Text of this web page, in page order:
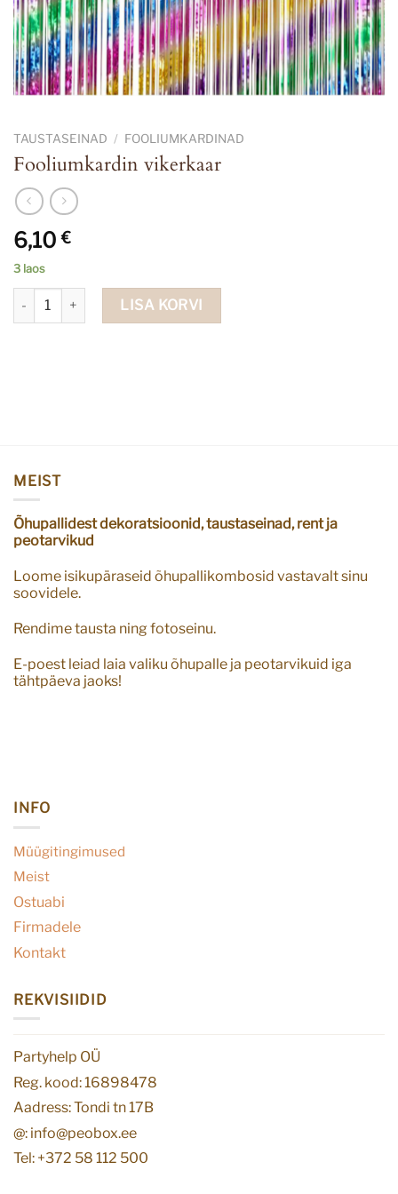
TAUSTASEINAD / FOOLIUMKARDINAD
Fooliumkardin vikerkaar
6,10€
3 laos
Fooliumkardin vikerkaar kogus
LISA KORVI
MEIST
Õhupallidest dekoratsioonid, taustaseinad, rent ja
peotarvikud
Loome isikupäraseid õhupallikombosid vastavalt sinu
soovidele.
Rendime tausta ning fotoseinu.
E-poest leiad laia valiku õhupalle ja peotarvikuid iga
tähtpäeva jaoks!
INFO
Müügitingimused
Meist
Ostuabi
Firmadele
Kontakt
REKVISIIDID
Partyhelp OÜ
Reg. kood: 16898478
Aadress: Tondi tn 17B
@: info@peobox.ee
Tel: +372 58 112 500